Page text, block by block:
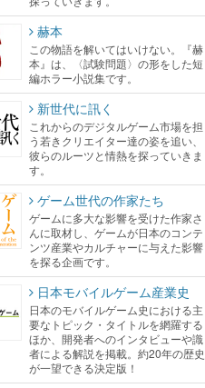
赫本
この物語を解いてはいけない。『赫
本』は、〈試験問題〉の形をした短
編ホラー小説集です。
新世代に訊く
これからのデジタルゲーム市場を担
う若きクリエイター達の姿を追い、
彼らのルーツと情熱を探っていきま
す。
ゲーム世代の作家たち
ゲームに多大な影響を受けた作家さ
んに取材し、ゲームが日本のコンテ
ンツ産業やカルチャーに与えた影響
を探る企画です。
日本モバイルゲーム産業史
日本のモバイルゲーム史における主
要なトピック・タイトルを網羅する
ほか、開発者へのインタビューや識
者による解説を掲載。約20年の歴史
が一望できる決定版！